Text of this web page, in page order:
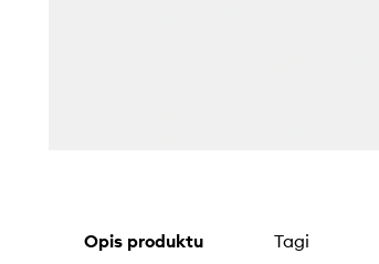
Opis produktu Tagi